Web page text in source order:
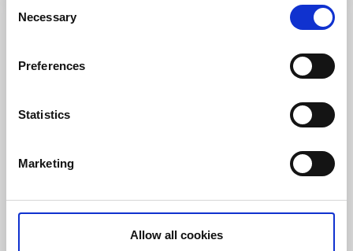
Selection
Necessary
Preferences
Statistics
Marketing
Allow all cookies
Lådfabriken
Edshultshall / Orust